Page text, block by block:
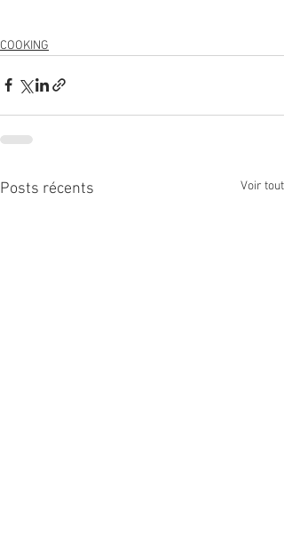
COOKING
Posts récents Voir tout